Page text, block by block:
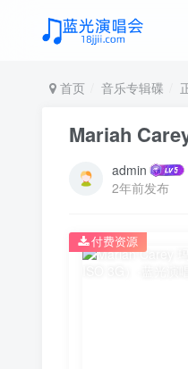
首页 音乐专辑碟
Mariah
admin
2年前发布
付费资源